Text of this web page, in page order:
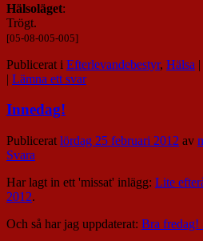
Hälsoläget:
Trögt.
[05-08-005-005]
Publicerat i Efterlevandebestyr, Hälsa |
| Lämna ett svar
Innedag!
Publicerat lördag 25 februari 2012 av
Svara
Har lagt in ett 'missat' inlägg: Lite
2012.
Och så har jag uppdaterat: Bra fredag!